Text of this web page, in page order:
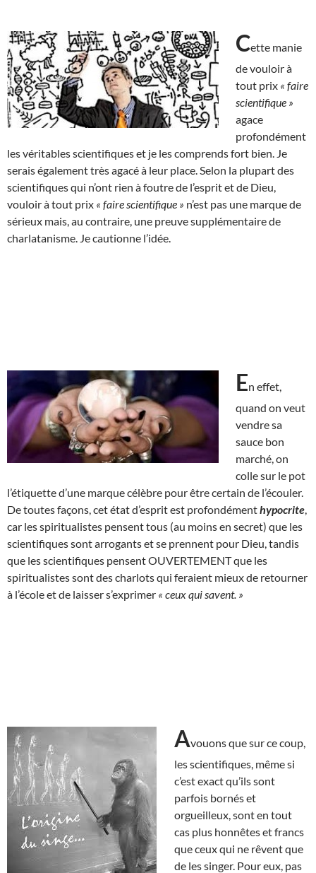
Cette manie
de vouloir à
tout prix « faire
scientifique »
agace
profondément
les véritables scientifiques et je les comprends fort bien. Je
serais également très agacé à leur place. Selon la plupart des
scientifiques qui n’ont rien à foutre de l’esprit et de Dieu,
vouloir à tout prix « faire scientifique » n’est pas une marque de
sérieux mais, au contraire, une preuve supplémentaire de
charlatanisme. Je cautionne l’idée.
En effet,
quand on veut
vendre sa
sauce bon
marché, on
colle sur le pot
l’étiquette d’une marque célèbre pour être certain de l’écouler.
De toutes façons, cet état d’esprit est profondémenthypocrite
car les spiritualistes pensent tous (au moins en secret) que les
scientifiques sont arrogants et se prennent pour Dieu, tandis
que les scientifiques pensent OUVERTEMENT que les
spiritualistes sont des charlots qui feraient mieux de retourner
à l’école et de laisser s’exprimer « ceux qui savent. »
Avouons que sur ce coup,
les scientifiques, même si
c’est exact qu’ils sont
parfois bornés et
orgueilleux, sont en tout
cas plus honnêtes et francs
que ceux qui ne rêvent que
de les singer. Pour eux, pas